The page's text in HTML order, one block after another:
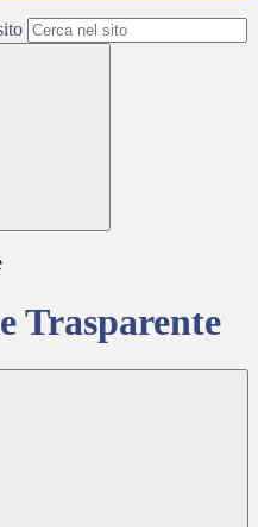
Trasparente